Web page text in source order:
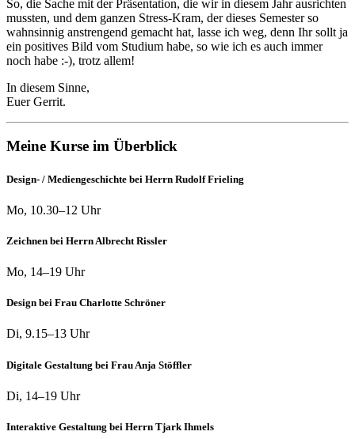
So, die Sache mit der Präsentation, die wir in diesem Jahr ausrichten
mussten, und dem ganzen Stress-Kram, der dieses Semester so
wahnsinnig anstrengend gemacht hat, lasse ich weg, denn Ihr sollt ja
ein positives Bild vom Studium habe, so wie ich es auch immer
noch habe :-), trotz allem!
In diesem Sinne,
Euer Gerrit.
Meine Kurse im Überblick
Design- / Mediengeschichte bei Herrn Rudolf Frieling
Mo, 10.30–12 Uhr
Zeichnen bei Herrn Albrecht Rissler
Mo, 14–19 Uhr
Design bei Frau Charlotte Schröner
Di, 9.15–13 Uhr
Digitale Gestaltung bei Frau Anja Stöffler
Di, 14–19 Uhr
Interaktive Gestaltung bei Herrn Tjark Ihmels